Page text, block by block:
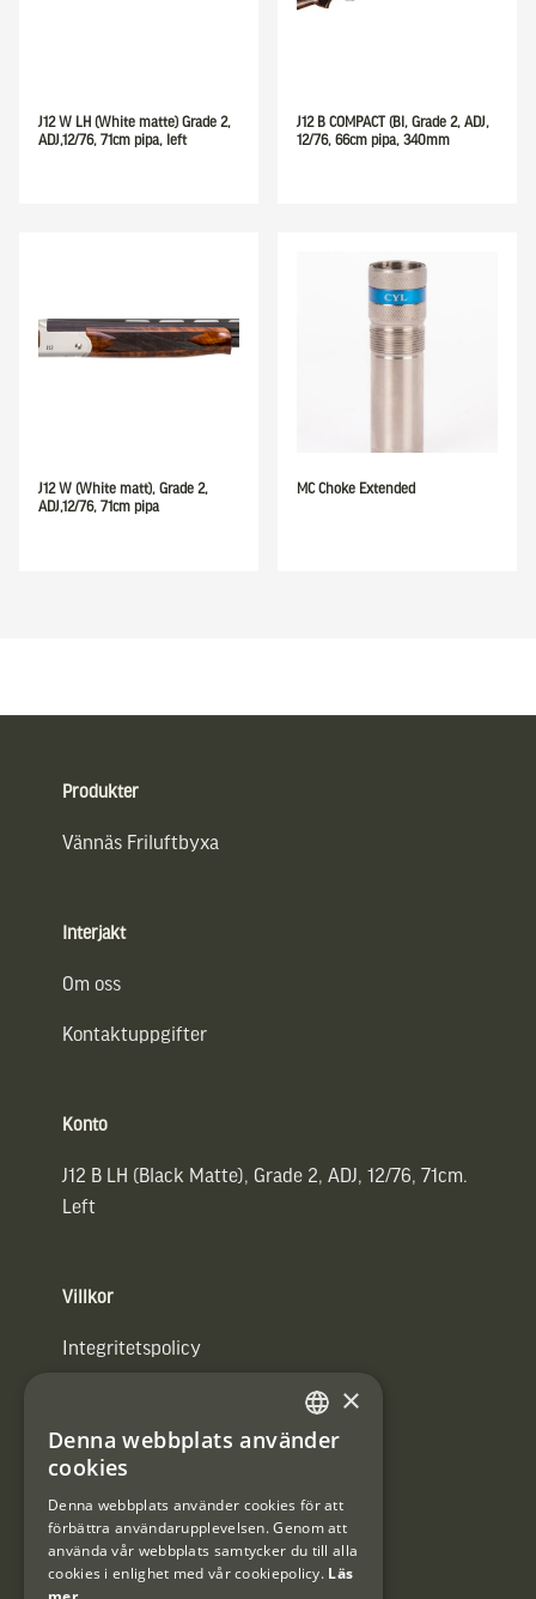
J12 W LH (White matte) Grade 2,
ADJ,12/76, 71cm pipa, left
J12 B COMPACT (Bl, Grade 2, ADJ,
12/76, 66cm pipa, 340mm
J12 W (White matt), Grade 2,
ADJ,12/76, 71cm pipa
MC Choke Extended
Produkter
Vännäs Friluftbyxa
Interjakt
Om oss
Kontaktuppgifter
Konto
J12 B LH (Black Matte), Grade 2, ADJ, 12/76, 71cm.
Left
Villkor
Integritetspolicy
#Interjaktfamily
Kundklubb
Information om kundklubben.
SWEDISH
×
Denna webbplats använder
cookies
Denna webbplats använder cookies för att
förbättra användarupplevelsen. Genom att
använda vår webbplats samtycker du till alla
cookies i enlighet med vår cookiepolicy. Läs